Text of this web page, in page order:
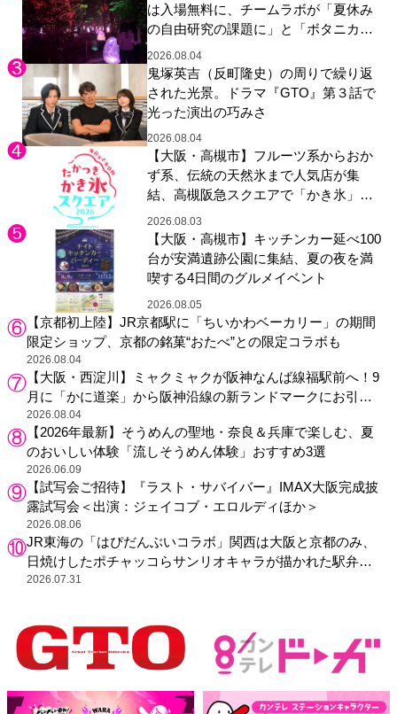
は入場無料に、チームラボが「夏休み
の自由研究の課題に」と「ボタニカル
ガーデン 大阪」へ招待
2026.08.04
鬼塚英吉（反町隆史）の周りで繰り返
された光景。ドラマ『GTO』第３話で
光った演出の巧みさ
2026.08.04
【大阪・高槻市】フルーツ系からおか
ず系、伝統の天然氷まで人気店が集
結、高槻阪急スクエアで「かき氷」祭
り
2026.08.03
【大阪・高槻市】キッチンカー延べ100
台が安満遺跡公園に集結、夏の夜を満
喫する4日間のグルメイベント
2026.08.05
【京都初上陸】JR京都駅に「ちいかわベーカリー」の期間
限定ショップ、京都の銘菓“おたべ”との限定コラボも
2026.08.04
【大阪・西淀川】ミャクミャクが阪神なんば線福駅前へ！9
月に「かに道楽」から阪神沿線の新ランドマークにお引っ
越し
2026.08.04
【2026年最新】そうめんの聖地・奈良＆兵庫で楽しむ、夏
のおいしい体験「流しそうめん体験」おすすめ3選
2026.06.09
【試写会ご招待】『ラスト・サバイバー』IMAX大阪完成披
露試写会＜出演：ジェイコブ・エロルディほか＞
2026.08.06
JR東海の「はぴだんぶいコラボ」関西は大阪と京都のみ、
日焼けしたポチャッコらサンリオキャラが描かれた駅弁や
グッズが登場
2026.07.31